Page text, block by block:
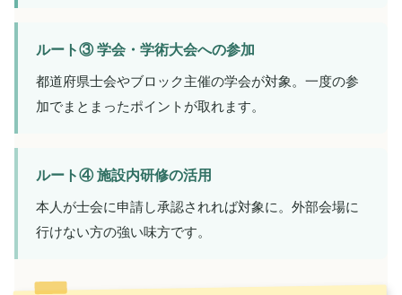
ルート③ 学会・学術大会への参加
都道府県士会やブロック主催の学会が対象。一度の参
加でまとまったポイントが取れます。
ルート④ 施設内研修の活用
本人が士会に申請し承認されれば対象に。外部会場に
行けない方の強い味方です。